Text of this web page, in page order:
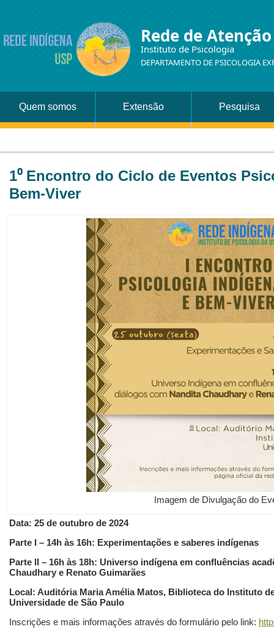
Rede de
Instituto de Psicologia
DEPARTAMENTO DE PSICOLOGIA
Quem somos Extensão Pesquisa
1⁰ Encontro do Ciclo de Eventos
Bem-Viver
Imagem de Divulgação do
Data: 25 de outubro de 2024
Parte I – 14h às 16h: Experimentações e saberes indígenas
Parte II – 16h às 18h: Universo indígena em confluências
Chaudhary e Renato Guimarães
Local: Auditória Maria Amélia Matos, Biblioteca do Instituto
Universidade de São Paulo
Inscrições e mais informações através do formulário pelo link: